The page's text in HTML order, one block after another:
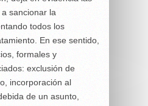
sancionar la
todos los
En ese sentido,
formales y
exclusión de
incorporación al
de un asunto,